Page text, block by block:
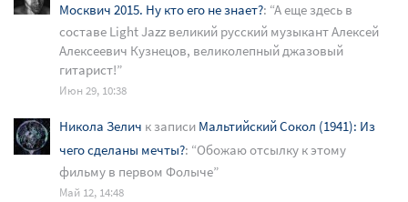
Москвич 2015. Ну кто его не знает?: “А еще здесь в
составе Light Jazz великий русский музыкант Алексей
Алексеевич Кузнецов, великолепный джазовый
гитарист!”
Июн 29, 10:38
Никола Зелич к записи Мальтийский Сокол (1941): Из
чего сделаны мечты?: “Обожаю отсылку к этому
фильму в первом Фолыче”
Май 12, 14:48